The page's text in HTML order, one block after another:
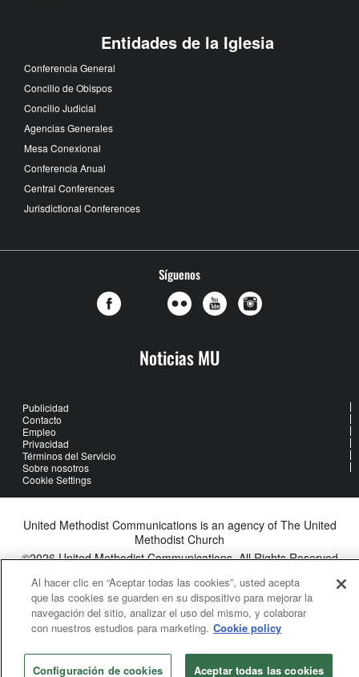
Entidades de la Iglesia
Conferencia General
Concilio de Obispos
Concilio Judicial
Agencias Generales
Mesa Conexional
Conferencia Anual
Central Conferences
Jurisdictional Conferences
Síguenos
Noticias MU
Publicidad
Contacto
Empleo
Privacidad
Términos del Servicio
Sobre nosotros
Cookie Settings
United Methodist Communications is an agency of The United
Methodist Church
©2026United Methodist Communications. All Rights Reserved
Al hacer clic en “Aceptar todas las cookies”, usted acepta
que las cookies se guarden en su dispositivo para mejorar la
navegación del sitio, analizar el uso del mismo, y colaborar
con nuestros estudios para marketing. Cookie policy
Configuración de cookies Aceptar todas las cookies